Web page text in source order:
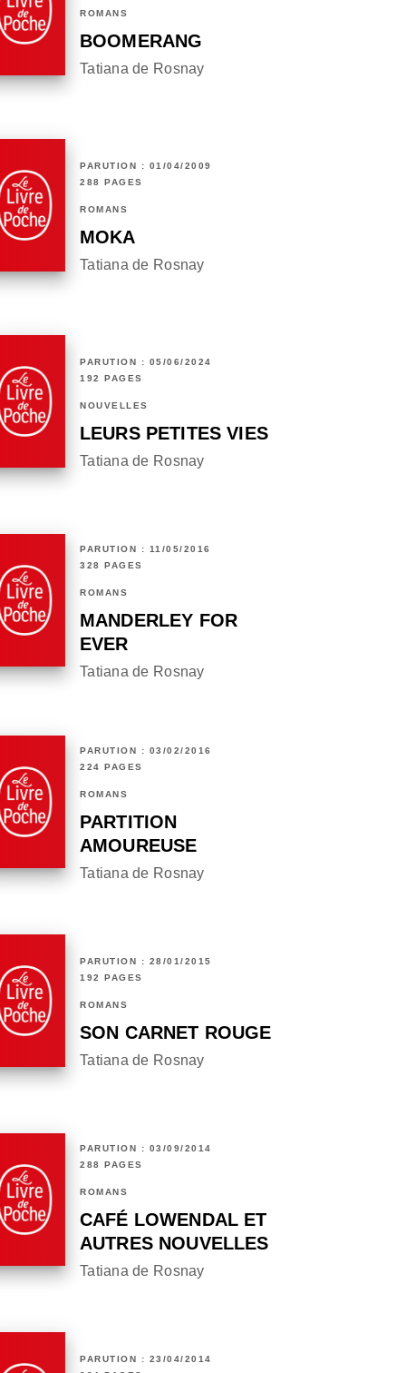
ROMANS
BOOMERANG
Tatiana de Rosnay
PARUTION : 01/04/2009
288 PAGES
ROMANS
MOKA
Tatiana de Rosnay
PARUTION : 05/06/2024
192 PAGES
NOUVELLES
LEURS PETITES VIES
Tatiana de Rosnay
PARUTION : 11/05/2016
328 PAGES
ROMANS
MANDERLEY FOR
EVER
Tatiana de Rosnay
PARUTION : 03/02/2016
224 PAGES
ROMANS
PARTITION
AMOUREUSE
Tatiana de Rosnay
PARUTION : 28/01/2015
192 PAGES
ROMANS
SON CARNET ROUGE
Tatiana de Rosnay
PARUTION : 03/09/2014
288 PAGES
ROMANS
CAFÉ LOWENDAL ET
AUTRES NOUVELLES
Tatiana de Rosnay
PARUTION : 23/04/2014